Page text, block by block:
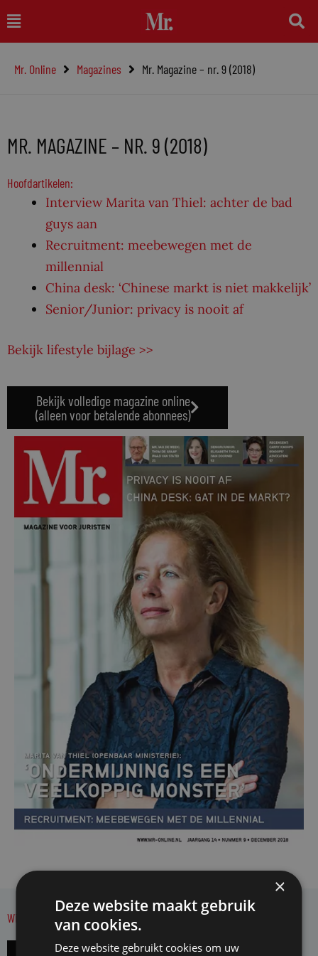
naar
inhoud
Main
Menu
Mr. Online Magazines Mr. Magazine – nr. 9 (2018)
MR. MAGAZINE – NR. 9 (2018)
Hoofdartikelen:
Interview Marita van Thiel: achter de bad
guys aan
Recruitment: meebewegen met de
millennial
China desk: ‘Chinese markt is niet makkelijk’
Senior/Junior: privacy is nooit af
Bekijk lifestyle bijlage >>
Bekijk volledige magazine online
(alleen voor betalende abonnees)
Wilt u zich abonneren op Mr. Magazine?
×
Deze website maakt gebruik
van cookies.
Deze website gebruikt cookies om uw